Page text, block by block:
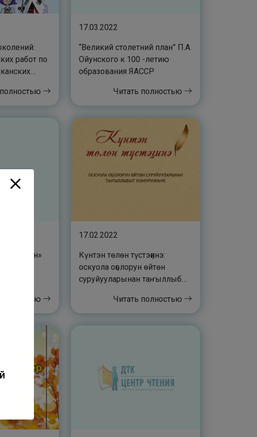
работ по
героя
17.03.2022
“Великий столетний план” П.А.
Ойунского к 100 -летию
образования ЯАССР
Читать полностью
айан»
17.02.2022
Күнтэн төлөн түстэҕинэ:
оскуола оҕолорун өйтөн
суруйууларынан таҥыллыбыт
Читать полностью